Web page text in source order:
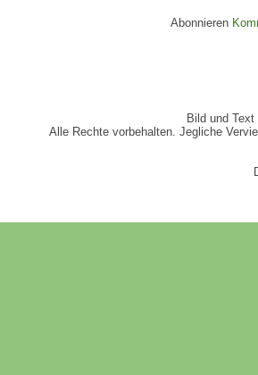
Abonnieren
Bild und
Alle Rechte vorbehalten. Jegliche